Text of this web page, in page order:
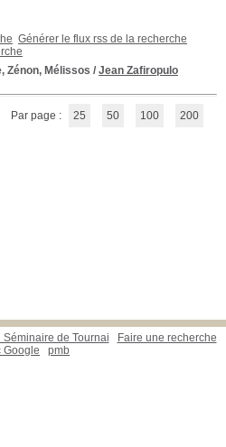
Générer le flux rss de la recherche
Zénon, Mélissos / Jean Zafiropulo
Par page : 25 50 100 200
Séminaire de Tournai
Faire une recherche
Google
pmb